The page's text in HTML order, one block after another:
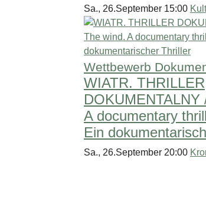
Sa., 26.September 15:00
Wettbewerb
WIATR. THRILLER
DOKUMENTALNY
A documentary
Ein
Sa., 26.September 20:00